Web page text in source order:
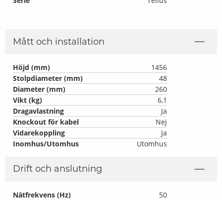
Mått och installation
Höjd (mm)
1456
Stolpdiameter (mm)
48
Diameter (mm)
260
Vikt (kg)
6,1
Dragavlastning
Ja
Knockout för kabel
Nej
Vidarekoppling
Ja
Inomhus/Utomhus
Utomhus
Drift och anslutning
Nätfrekvens (Hz)
50